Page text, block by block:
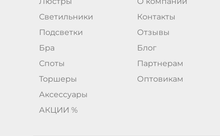
Светильники
Подсветки
Бра
Споты
Торшеры
Аксессуары
АКЦИИ %
Контакты
Отзывы
Блог
Партнерам
Оптовикам